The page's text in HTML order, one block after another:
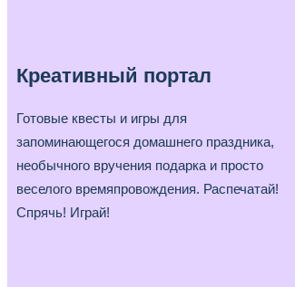
Креативный портал
Готовые квесты и игры для
запоминающегося домашнего праздника,
необычного вручения подарка и просто
веселого времяпровождения. Распечатай!
Спрячь! Играй!